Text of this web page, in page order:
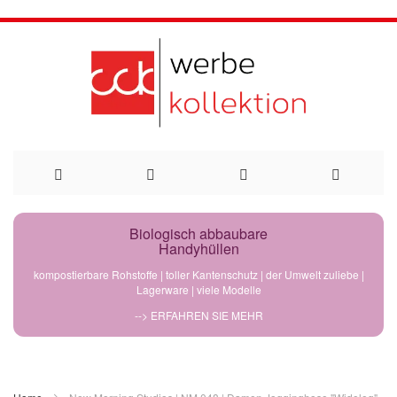
Direkt
Biologisch abbaubare
Handyhüllen
kompostierbare Rohstoffe | toller Kantenschutz | der Umwelt zuliebe |
Lagerware | viele Modelle
--> ERFAHREN SIE MEHR